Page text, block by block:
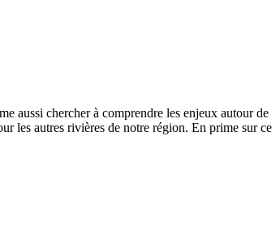
aussi chercher à comprendre les enjeux autour de
les autres rivières de notre région. En prime sur ce